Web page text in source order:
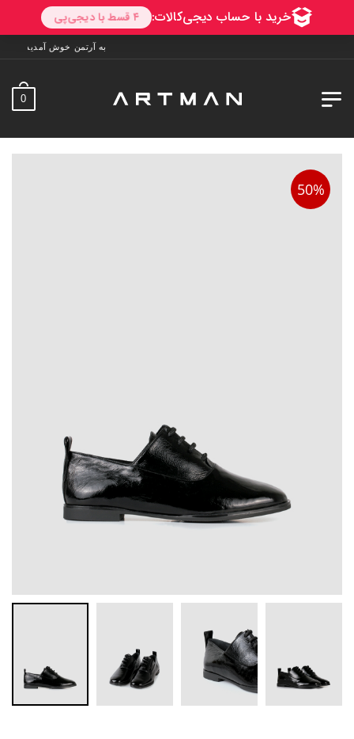
به آرتمن خوش آمدید. ارسال به سراسر ایران. 7 روز فرصت تست
0
50%